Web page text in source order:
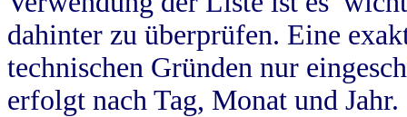
dahinter zu überprüfen. Eine
technischen Gründen nur
erfolgt nach Tag, Monat und Jahr.